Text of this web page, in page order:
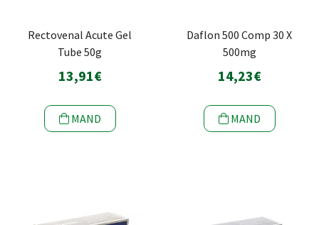
Rectovenal Acute Gel
Tube 50g
13,91€
MAND
Daflon 500 Comp 30 X
500mg
14,23€
MAND